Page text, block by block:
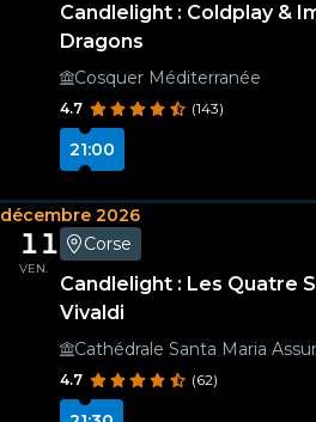
Candlelight : Coldplay &
Dragons
Cosquer Méditerranée
4.7 (143)
21:00
décembre 2026
11
VEN.
Corse
Candlelight : Les Quatre
Vivaldi
Cathédrale Santa Maria
4.7 (62)